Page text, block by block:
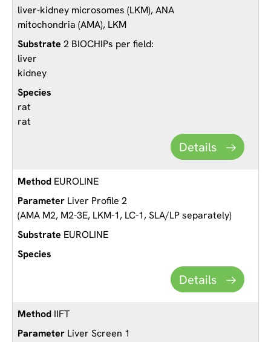
liver-kidney microsomes (LKM), ANA
mitochondria (AMA), LKM
2 BIOCHIPs per field:
liver
kidney
rat
rat
Details
EUROLINE
Liver Profile 2
(AMA M2, M2-3E, LKM-1, LC-1, SLA/LP separately)
EUROLINE
Details
IIFT
Liver Screen 1